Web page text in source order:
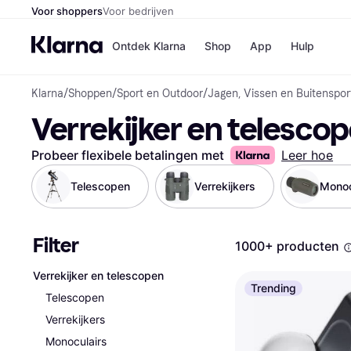
Voor shoppersVoor bedrijven
Ontdek Klarna Shop
Winkels
Bol
H&M
Kruidvat
App Hulp
Klarna/Shoppen/Sport en Outdoor/Jagen, Vissen en
Verrekijker en
Probeer flexibele betalingen met Leer hoe
Telescopen Verrekijkers
Filter
Verrekijker en telescopen
Telescopen
Verrekijkers
Monoculairs
1000+ producten
Trending